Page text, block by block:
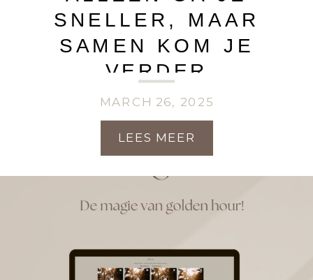
LEES MEER
MARCH 26, 2025
SNELLER, MAAR
SAMEN KOM JE
VERDER